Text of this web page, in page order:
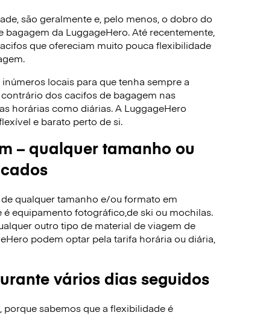
são geralmente e, pelo menos, o dobro do
da LuggageHero. Até recentemente,
que ofereciam muito pouca flexibilidade
locais para que tenha sempre a
dos cacifos de bagagem nas
horárias como diárias. A LuggageHero
e barato perto de si.
– qualquer tamanho ou
qualquer tamanho e/ou formato em
equipamento fotográfico,de ski ou mochilas.
outro tipo de material de viagem de
podem optar pela tarifa horária ou diária,
vários dias seguidos
sabemos que a flexibilidade é